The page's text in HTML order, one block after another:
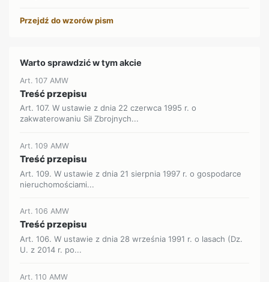
Przejdź do wzorów pism
Warto sprawdzić w tym akcie
Art. 107 AMW
Treść przepisu
Art. 107. W ustawie z dnia 22 czerwca 1995 r. o
zakwaterowaniu Sił Zbrojnych...
Art. 109 AMW
Treść przepisu
Art. 109. W ustawie z dnia 21 sierpnia 1997 r. o gospodarce
nieruchomościami...
Art. 106 AMW
Treść przepisu
Art. 106. W ustawie z dnia 28 września 1991 r. o lasach (Dz.
U. z 2014 r. po...
Art. 110 AMW